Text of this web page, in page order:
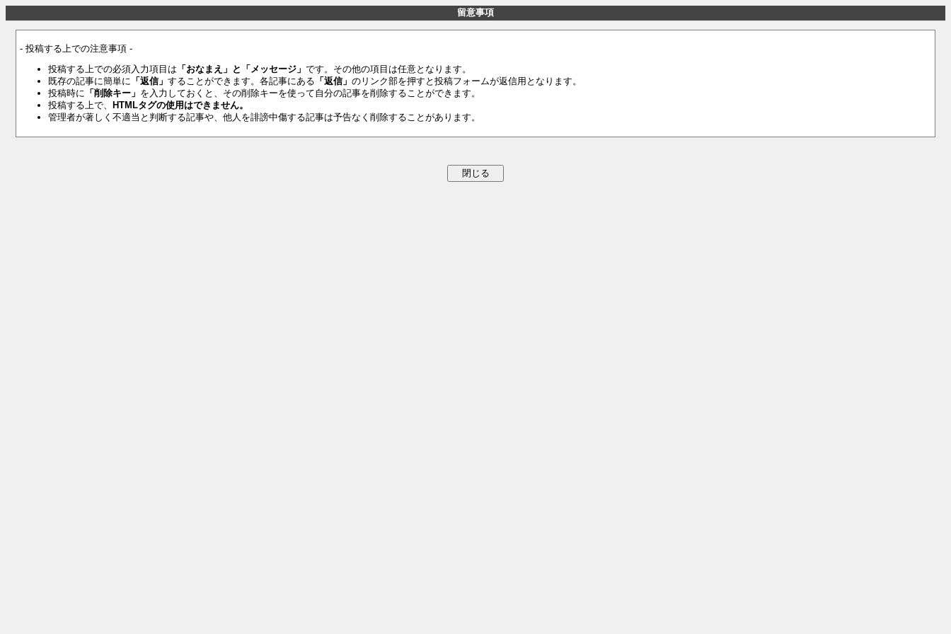
留意事項
- 投稿する上での注意事項 -
投稿する上での必須入力項目は 「おなまえ」と「メッセージ」 です。その他の項目は任意となります。
既存の記事に簡単に 「返信」 することができます。各記事にある 「返信」 のリンク部を押すと投稿フォームが返信用となります。
投稿時に 「削除キー」 を入力しておくと、その削除キーを使って自分の記事を削除することができます。
投稿する上で、
HTMLタグの使用はできません。
管理者が著しく不適当と判断する記事や、他人を誹謗中傷する記事は予告なく削除することがあります。